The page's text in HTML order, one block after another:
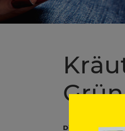
Diese Kräuter tun